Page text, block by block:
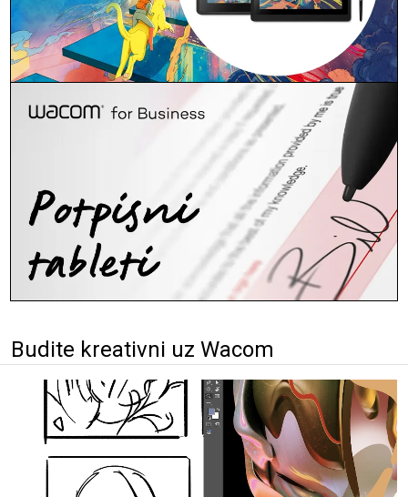
Budite kreativni uz Wacom